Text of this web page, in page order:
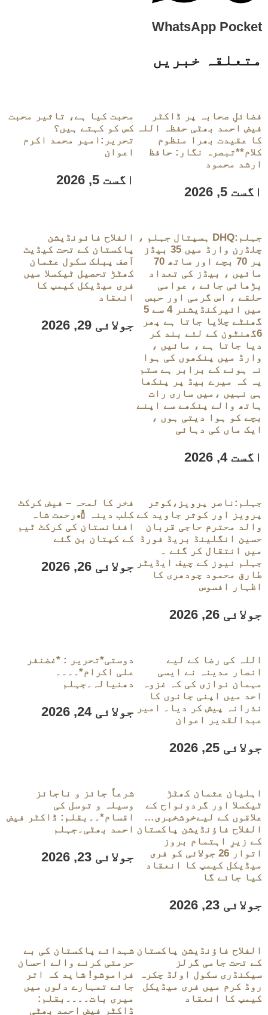
Pocket
WhatsApp
متعلقہ خبریں
فضائلِ صحابہ پر ڈاکٹر
فیض احمد بھٹی حفظہ اللہ
کا عقیدت بھرا منظوم
کلام**تبصرہ نگار: حافظ
ارشد محمود
اگست 5, 2026
محبت کیا ہے، تاثیر محبت
کس کو کہتے ہیں؟
تحریر:امیر محمد اکرم
اعوان
اگست 5, 2026
جہلم:DHQ ہسپتال جہلم ،
چلڈرن وارڈ میں 35 بیڈز
پر 70 بچے اور ساتھ 70
مائیں ، بیڈز کی تعداد
بڑھائی جائے ، عوامی
حلقے ، اس گرمی اور حبس
میں ائیرکنڈیشنر 4 سے 5
گھنٹے چلایا جاتا ہے پھر
6گھنٹون کے لئے بند کر
دیا جاتا ہے ، مائیں ،
وارڈ میں پنکھوں کی ہوا
نہ ہونے کے برابر ہے ستم
یہ کہ میرے بیڈ پر پنکھا
ہی نہیں ،میں ساری رات
ہاتھ والے پنکھے سے اپنے
بچے کو ہوا دیتی ہوں ،
ایک ماں کی دہائی
اگست 4, 2026
الفلاح فائونڈیشن
پاکستان کے تحت کیڈیٹ
آصف پبلک سکول عثمان
کھٹڑ تحصیل ٹیکسلا میں
فری میڈیکل کیمپ کا
انعقاد
جولائی 29, 2026
جہلم:ناصر پرویز،کوثر
پرویز اور کوثر جاوید کے
والد محترم حاجی قربان
حسین انگلینڈ بریڈ فورڈ
میں انتقال کر گئے ۔
جہلم نیوز کے چیف ایڈیٹر
طارق محمود چودھری کا
اظہار افسوس
جولائی 26, 2026
فخر کا لمحہ – فیض کرکٹ
کلب دینہ 🏏رحمت شاہ
افغانستان کی کرکٹ ٹیم
کے کپتان بن گئے
جولائی 26, 2026
اللہ کی رضا کے لیے
انصار مدینہ نے ایسی
مہمان نوازی کی کہ غزوہ
احد میں اپنی جانوں کا
نذرانہ پیش کر دیا۔ امیر
عبدالقدیر اعوان
جولائی 25, 2026
دوستی*تحریر : *غضنفر
علی اکرام*۔۔۔۔
دھنیالہ۔جہلم
جولائی 24, 2026
اہلیان عثمان کھٹڑ
ٹیکسلا اور گردونواح کے
علاقوں کے لیےخوشخبری…
الفلاح فاؤنڈیشن پاکستان
کے زیرِ اہتمام بروز
اتوار 26 جولائی کو فری
میڈیکل کیمپ کا انعقاد
کیا جائے گا
جولائی 23, 2026
شرعاً جائز و ناجائز
وسیلہ و توسل کی
اقسام*۔۔بقلم: ڈاکٹر فیض
احمد بھٹی۔جہلم
جولائی 23, 2026
الفلاح فاؤنڈیشن پاکستان
کے تحت جامی گرلز
سیکنڈری سکول اولڈ چکرہ
روڈ کرم میں فری میڈیکل
کیمپ کا انعقاد
شہدائے پاکستان کی بے
حرمتی کرنے والے احسان
فراموشو! شاید کہ اتر
جائے تمہارے دلوں میں
میری بات۔۔۔۔بقلم:
ڈاکٹر فیض احمد بھٹی